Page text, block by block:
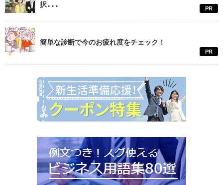
択...
PR
簡単な診断で今のお疲れ度をチェック！
PR